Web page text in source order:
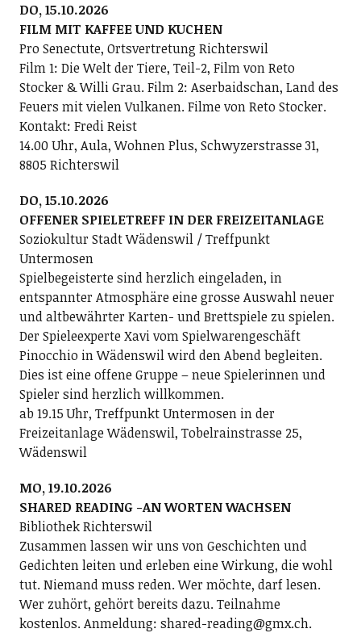
DO, 15.10.2026
FILM MIT KAFFEE UND KUCHEN
Pro Senectute, Ortsvertretung Richterswil
Film 1: Die Welt der Tiere, Teil-2, Film von Reto
Stocker & Willi Grau. Film 2: Aserbaidschan, Land des
Feuers mit vielen Vulkanen. Filme von Reto Stocker.
Kontakt: Fredi Reist
14.00 Uhr, Aula, Wohnen Plus, Schwyzerstrasse 31,
8805 Richterswil
DO, 15.10.2026
OFFENER SPIELETREFF IN DER FREIZEITANLAGE
Soziokultur Stadt Wädenswil / Treffpunkt
Untermosen
Spielbegeisterte sind herzlich eingeladen, in
entspannter Atmosphäre eine grosse Auswahl neuer
und altbewährter Karten- und Brettspiele zu spielen.
Der Spieleexperte Xavi vom Spielwarengeschäft
Pinocchio in Wädenswil wird den Abend begleiten.
Dies ist eine offene Gruppe – neue Spielerinnen und
Spieler sind herzlich willkommen.
ab 19.15 Uhr, Treffpunkt Untermosen in der
Freizeitanlage Wädenswil, Tobelrainstrasse 25,
Wädenswil
MO, 19.10.2026
SHARED READING -AN WORTEN WACHSEN
Bibliothek Richterswil
Zusammen lassen wir uns von Geschichten und
Gedichten leiten und erleben eine Wirkung, die wohl
tut. Niemand muss reden. Wer möchte, darf lesen.
Wer zuhört, gehört bereits dazu. Teilnahme
kostenlos. Anmeldung: shared-reading@gmx.ch.